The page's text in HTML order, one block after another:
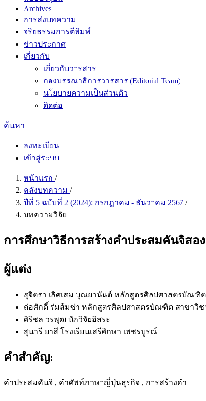
Archives
การส่งบทความ
จริยธรรมการตีพิมพ์
ข่าวประกาศ
เกี่ยวกับ
เกี่ยวกับวารสาร
กองบรรณาธิการวารสาร (Editorial Team)
นโยบายความเป็นส่วนตัว
ติดต่อ
ค้นหา
ลงทะเบียน
เข้าสู่ระบบ
หน้าแรก /
คลังบทความ /
ปีที่ 5 ฉบับที่ 2 (2024): กรกฎาคม - ธันวาคม 2567 /
บทความวิจัย
การศึกษาวิธีการสร้างคำประสมคันจิส
ผู้แต่ง
สุจิตรา เลิศเสม บุณยานันต์ หลักสูตรศิลปศาสตรบัณฑิ
ต่อศักดิ์ ร่มส้มซ่า หลักสูตรศิลปศาสตรบัณฑิต สาขาวิ
ศิริชล วรพุฒ นักวิจัยอิสระ
สุนารี ยาสี โรงเรียนเสรีศึกษา เพชรบูรณ์
คำสำคัญ:
คำประสมคันจิ , คำศัพท์ภาษาญี่ปุ่นธุรกิจ , การสร้างคำ